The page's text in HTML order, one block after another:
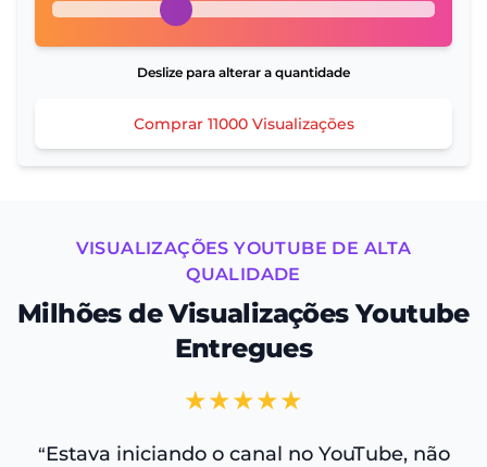
Deslize para alterar a quantidade
Comprar 11000Visualizações
VISUALIZAÇÕES YOUTUBE DE ALTA
QUALIDADE
Milhões de Visualizações Youtube
Entregues
★★★★★
“Estava iniciando o canal no YouTube, não